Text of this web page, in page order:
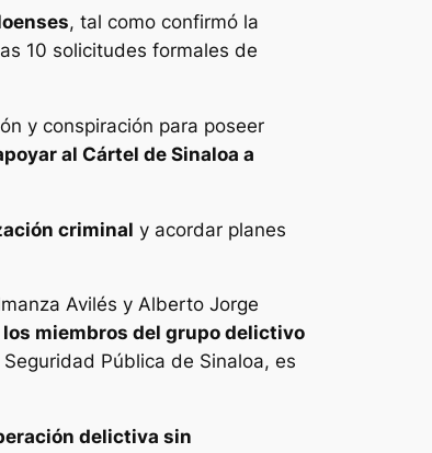
, tal como confirmó la
10 solicitudes formales de
y conspiración para poseer
al Cártel de Sinaloa a
criminal y acordar planes
Avilés y Alberto Jorge
miembros del grupo delictivo
Pública de Sinaloa, es
delictiva sin